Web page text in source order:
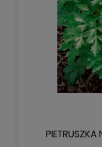
PIETRUSZKA